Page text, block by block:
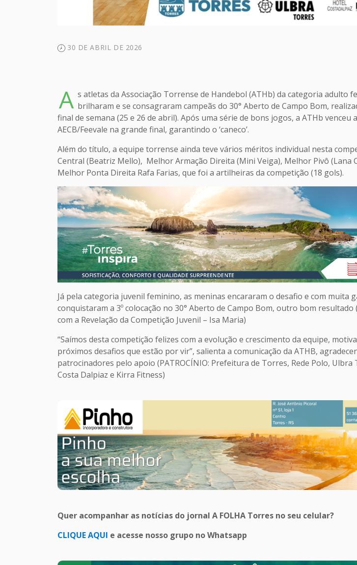
30 DE ABRIL DE 2026
A s atletas da Associação Torrense de Handebol (ATHb) da categoria adulto
brilharam e se consagraram campeãs do 30° Aberto de Campo Bom,
final de semana (25 e 26 de abril). Após uma série de bons jogos, a ATHb venceu
AECB/Feevale na grande final, garantindo o ‘caneco’.
Além do título, a equipe torrense ainda teve vários méritos individual nesta
Central (Beatriz Mello), Melhor Armação Direita (Mini Veiga), Melhor Pivô (Lana
Melhor Ponta Direita Rafa Farias, que foi a artilheiras da competição (18 gols).
Já pela categoria juvenil feminino, as meninas encararam o desafio e com muita
conquistaram a 3º colocação no 30° Aberto de Campo Bom, outro bom resultado
com a Revelação da Competição Juvenil – Isa Maria)
“Saímos desta competição felizes com a evolução e crescimento da equipe,
próximos desafios que estão por vir”, salienta a comunicação da ATHB,
patrocinadores pelo apoio (PATROCÍNIO: Prefeitura de Torres, Rede Polo, Ulbra
Costa Dalpiaz e Kirra Fitness)
Quer acompanhar as notícias do jornal A FOLHA Torres no seu celular?
CLIQUE AQUI e acesse nosso grupo no Whatsapp